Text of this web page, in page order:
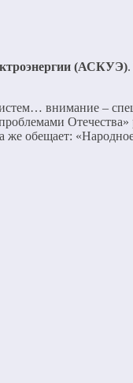
(АСКУЭ)
внимание –
же обещает: